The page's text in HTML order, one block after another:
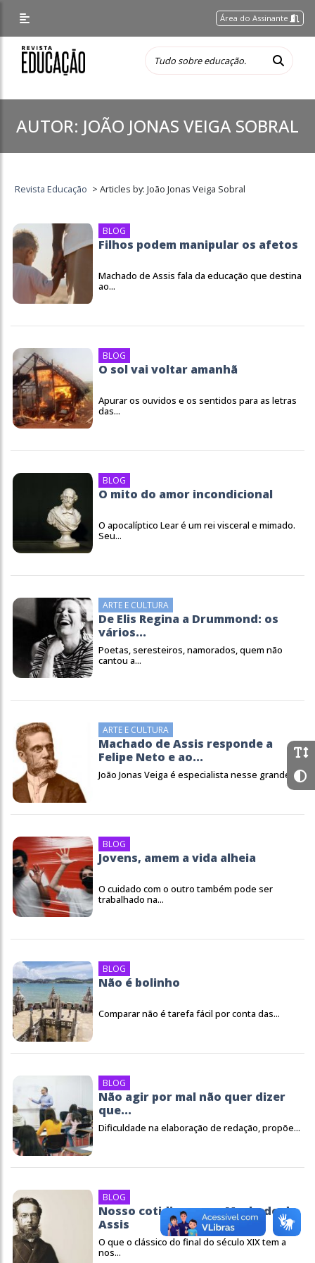
Área do Assinante
AUTOR: JOÃO JONAS VEIGA SOBRAL
Revista Educação > Articles by: João Jonas Veiga Sobral
BLOG
Filhos podem manipular os afetos
Machado de Assis fala da educação que destina
ao...
BLOG
O sol vai voltar amanhã
Apurar os ouvidos e os sentidos para as letras
das...
BLOG
O mito do amor incondicional
O apocalíptico Lear é um rei visceral e mimado.
Seu...
ARTE E CULTURA
De Elis Regina a Drummond: os
vários...
Poetas, seresteiros, namorados, quem não
cantou a...
ARTE E CULTURA
Machado de Assis responde a
Felipe Neto e ao...
João Jonas Veiga é especialista nesse grande...
BLOG
Jovens, amem a vida alheia
O cuidado com o outro também pode ser
trabalhado na...
BLOG
Não é bolinho
Comparar não é tarefa fácil por conta das...
BLOG
Não agir por mal não quer dizer
que...
Dificuldade na elaboração de redação, propõe...
BLOG
Nosso cotidiano, por Machado de
Assis
O que o clássico do final do século XIX tem a
nos...